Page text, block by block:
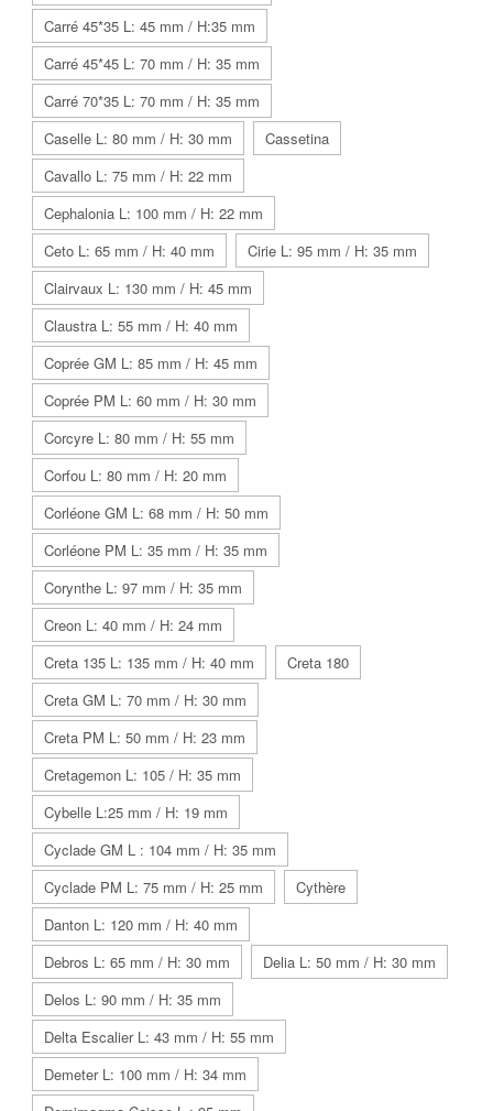
Carré 45*35 L: 45 mm / H:35 mm
Carré 45*45 L: 70 mm / H: 35 mm
Carré 70*35 L: 70 mm / H: 35 mm
Caselle L: 80 mm / H: 30 mm
Cassetina
Cavallo L: 75 mm / H: 22 mm
Cephalonia L: 100 mm / H: 22 mm
Ceto L: 65 mm / H: 40 mm
Cirie L: 95 mm / H: 35 mm
Clairvaux L: 130 mm / H: 45 mm
Claustra L: 55 mm / H: 40 mm
Coprée GM L: 85 mm / H: 45 mm
Coprée PM L: 60 mm / H: 30 mm
Corcyre L: 80 mm / H: 55 mm
Corfou L: 80 mm / H: 20 mm
Corléone GM L: 68 mm / H: 50 mm
Corléone PM L: 35 mm / H: 35 mm
Corynthe L: 97 mm / H: 35 mm
Creon L: 40 mm / H: 24 mm
Creta 135 L: 135 mm / H: 40 mm
Creta 180
Creta GM L: 70 mm / H: 30 mm
Creta PM L: 50 mm / H: 23 mm
Cretagemon L: 105 / H: 35 mm
Cybelle L:25 mm / H: 19 mm
Cyclade GM L : 104 mm / H: 35 mm
Cyclade PM L: 75 mm / H: 25 mm
Cythère
Danton L: 120 mm / H: 40 mm
Debros L: 65 mm / H: 30 mm
Delia L: 50 mm / H: 30 mm
Delos L: 90 mm / H: 35 mm
Delta Escalier L: 43 mm / H: 55 mm
Demeter L: 100 mm / H: 34 mm